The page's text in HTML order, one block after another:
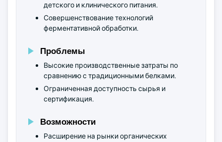
детского и клинического питания.
Совершенствование технологий
ферментативной обработки.
Проблемы
Высокие производственные затраты по
сравнению с традиционными белками.
Ограниченная доступность сырья и
сертификация.
Возможности
Расширение на рынки органических